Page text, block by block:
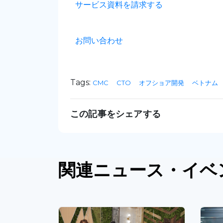
サービス資料を請求する
お問い合わせ
Tags: CMC CTO オフショア開発 ベトナム
この記事をシェアする
関連ニュース ・イ